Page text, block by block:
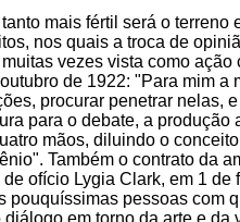
mais fértil será o
nos quais a troca de
vezes vista como
de 1922: "Para mim
procurar penetrar nelas,
para o debate, a
mãos, diluindo o
Também o contrato da
ofício Lygia Clark, em 1
pouquíssimas pessoas com